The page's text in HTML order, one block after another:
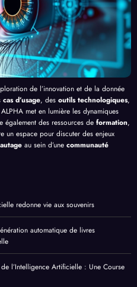
de l’innovation et de la donnée
cas d’usage, des outils technologiques,
met en lumière les dynamiques
également des ressources de formation,
un espace pour discuter des enjeux
au sein d’une communauté
redonne vie aux souvenirs
automatique de livres
l’Intelligence Artificielle : Une Course